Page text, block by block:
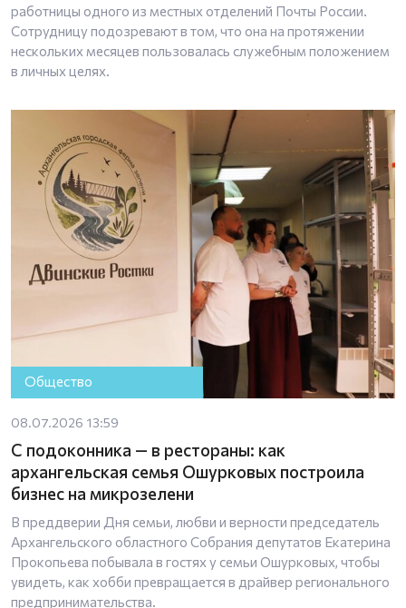
работницы одного из местных отделений Почты России.
Сотрудницу подозревают в том, что она на протяжении
нескольких месяцев пользовалась служебным положением
в личных целях.
Общество
08.07.2026 13:59
С подоконника — в рестораны: как
архангельская семья Ошурковых построила
бизнес на микрозелени
В преддверии Дня семьи, любви и верности председатель
Архангельского областного Собрания депутатов Екатерина
Прокопьева побывала в гостях у семьи Ошурковых, чтобы
увидеть, как хобби превращается в драйвер регионального
предпринимательства.